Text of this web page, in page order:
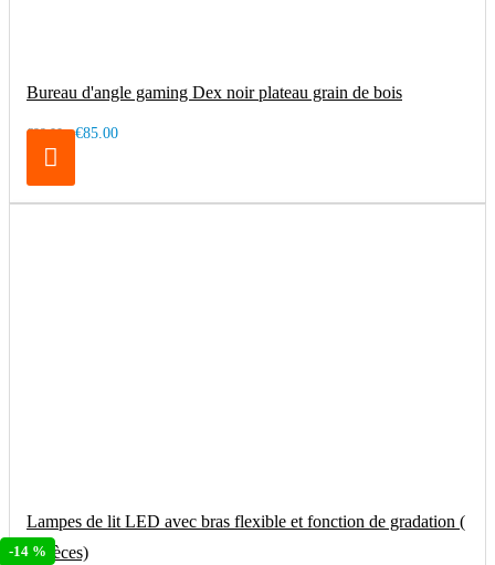
-14 %
Bureau d'angle gaming Dex noir plateau grain de bois
€99.00 €85.00
Lampes de lit LED avec bras flexible et fonction de gradation (
2 pièces)